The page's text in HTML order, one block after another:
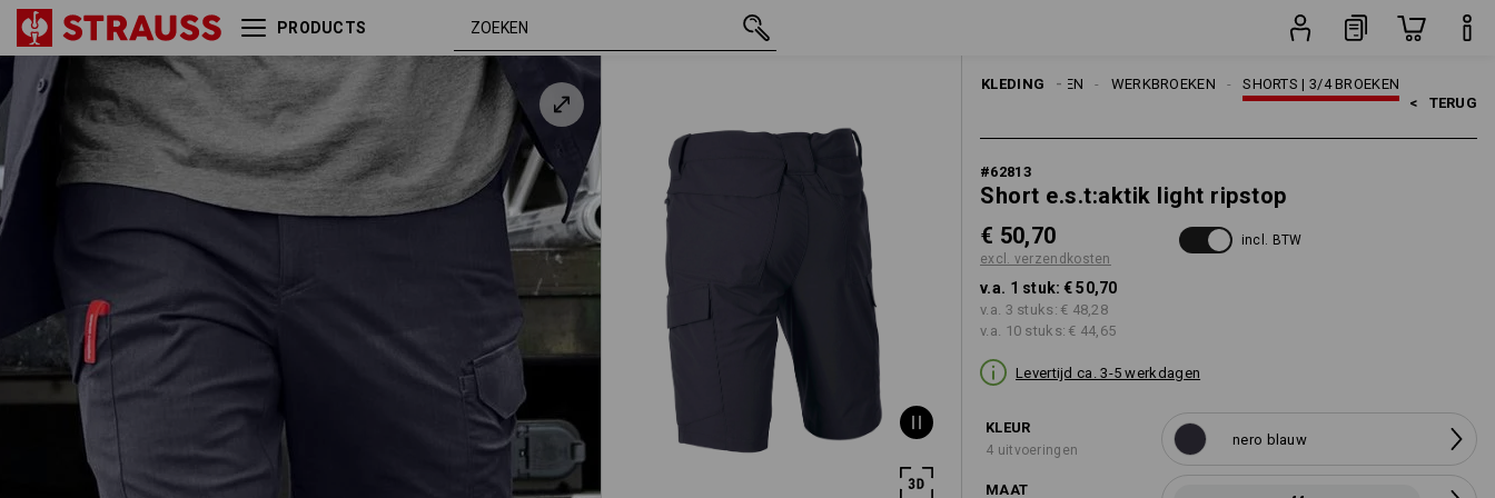
PRODUCTS
KLEDING SHORTS | 3/4 BROEKEN
WERKBROEKEN
HEREN
< TERUG
#62813
Short e.s.t:aktik light ripstop
€ 50,70
excl. verzendkosten
incl. BTW
v.a. 1 stuk: € 50,70
v.a. 3 stuks: € 48,28
v.a. 10 stuks: € 44,65
Levertijd ca. 3-5 werkdagen
KLEUR
4 uitvoeringen
nero blauw
MAAT
Short e.s.t:aktik light ripstop
blauw
44